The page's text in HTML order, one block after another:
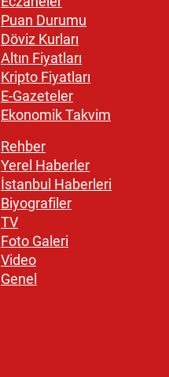
Puan Durumu
Döviz Kurları
Altın Fiyatları
Kripto Fiyatları
E-Gazeteler
Ekonomik Takvim
Rehber
Yerel Haberler
İstanbul Haberleri
Biyografiler
TV
Foto Galeri
Video
Genel